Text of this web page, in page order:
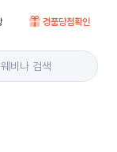
경품당첨확인